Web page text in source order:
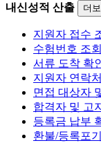
내신성적 산출 더
지원자 접수
수험번호 조회
서류 도착 확
지원자 연락
면접 대상자
합격자 및 고
등록금 납부
환불/등록포